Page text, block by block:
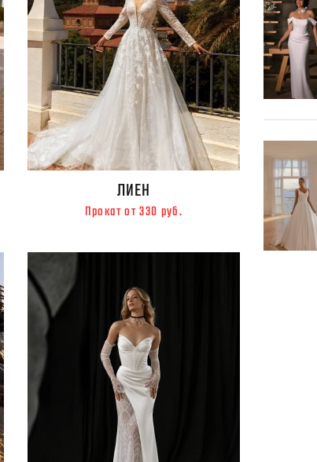
ЛИЕН
Прокат от 330 руб.